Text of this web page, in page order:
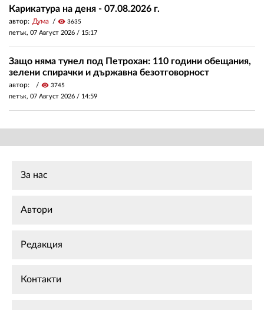
Карикатура на деня - 07.08.2026 г.
автор: Дума visibility 3635
петък, 07 Август 2026 / 15:17
Защо няма тунел под Петрохан: 110 години обещания,
зелени спирачки и държавна безотговорност
автор: visibility 3745
петък, 07 Август 2026 / 14:59
За нас
Автори
Редакция
Контакти